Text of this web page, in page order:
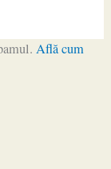
Află cum